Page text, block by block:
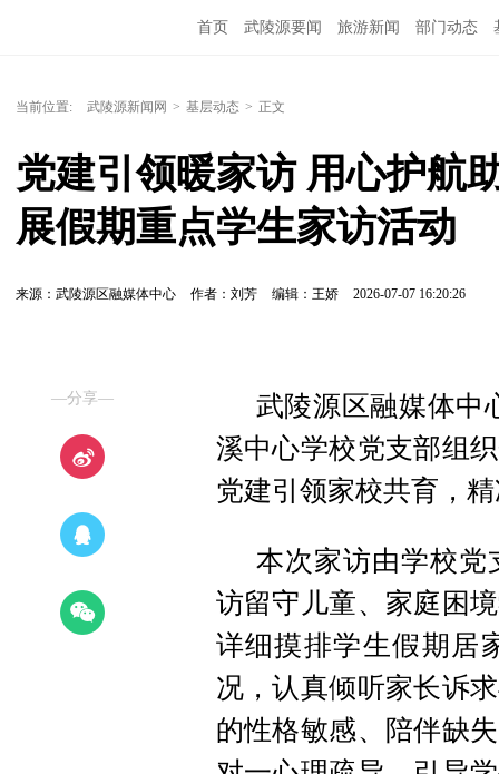
首页 武陵源要闻 旅游新闻 部门动态
当前位置: 武陵源新闻网 > 基层动态 > 正文
党建引领暖家访 用心护
展假期重点学生家访活动
来源：武陵源区融媒体中心 作者：刘芳 编辑：王娇 2026-07-07 16:20:26
—分享—
武陵源区融媒体中
溪中心学校党支部组
党建引领家校共育，
本次家访由学校党
访留守儿童、家庭困
详细摸排学生假期居
况，认真倾听家长诉
的性格敏感、陪伴缺